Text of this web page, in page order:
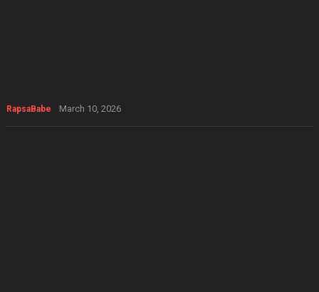
RapsaBabe March 10, 2026